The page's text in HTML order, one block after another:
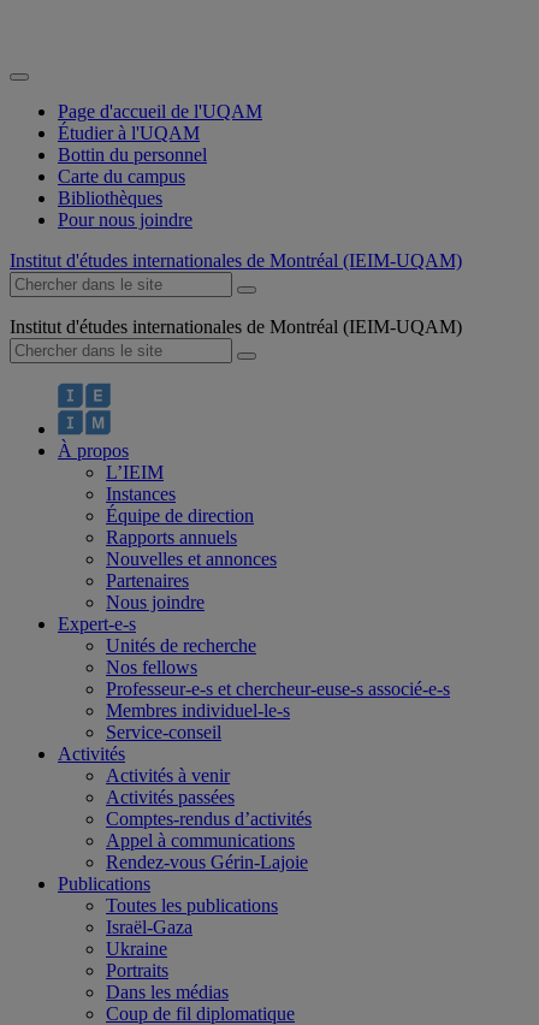
Page d'accueil de l'UQAM
Étudier à l'UQAM
Bottin du personnel
Carte du campus
Bibliothèques
Pour nous joindre
Institut d'études internationales de Montréal (IEIM-UQAM)
Institut d'études internationales de Montréal (IEIM-UQAM)
À propos
L’IEIM
Instances
Équipe de direction
Rapports annuels
Nouvelles et annonces
Partenaires
Nous joindre
Expert-e-s
Unités de recherche
Nos fellows
Professeur-e-s et chercheur-euse-s associé-e-s
Membres individuel-le-s
Service-conseil
Activités
Activités à venir
Activités passées
Comptes-rendus d’activités
Appel à communications
Rendez-vous Gérin-Lajoie
Publications
Toutes les publications
Israël-Gaza
Ukraine
Portraits
Dans les médias
Coup de fil diplomatique